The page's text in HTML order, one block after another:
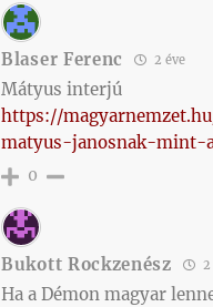
Blaser Ferenc 2 éve
Mátyus interjú
https://
matyus-janosnak-mint-
0
Bukott Rockzenész 2
Ha a Démon magyar